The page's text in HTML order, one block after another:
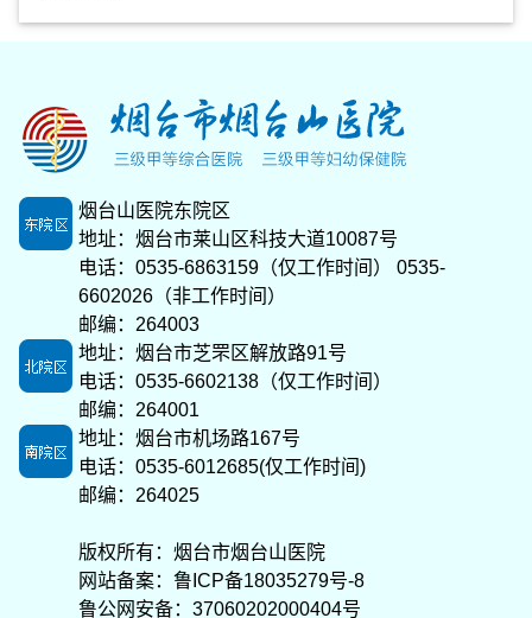
烟台山医院东院区
地址：烟台市莱山区科技大道10087号
电话：0535-6863159（仅工作时间） 0535-
6602026（非工作时间）
邮编：264003
地址：烟台市芝罘区解放路91号
电话：0535-6602138（仅工作时间）
邮编：264001
地址：烟台市机场路167号
电话：0535-6012685(仅工作时间)
邮编：264025
版权所有：烟台市烟台山医院
网站备案： 鲁ICP备18035279号-8
鲁公网安备：37060202000404号